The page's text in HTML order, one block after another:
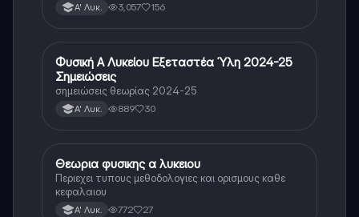
Α' Λυκ. 3,057 156
Φυσική
Φυσική Α Λυκείου Εξεταστέα Ύλη 2024-25
Σημειώσεις
σημειώσεις θεωρίας 2024-25
Α' Λυκ. 889 30
Φυσική
Θεωρια φυσικης α λυκειου
Περιεχει τυπους μεθοδολογιες και ορισμους καθε
κεφαλαιου
Α' Λυκ. 772 27